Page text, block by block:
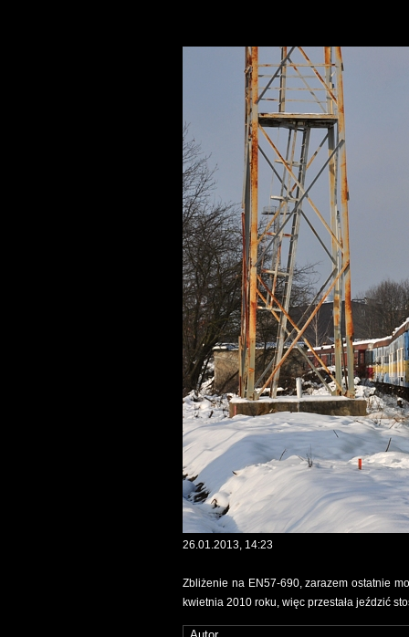
26.01.2013, 14:23
Zbliżenie na EN57-690, zarazem ostatnie
kwietnia 2010 roku, więc przestała jeździć